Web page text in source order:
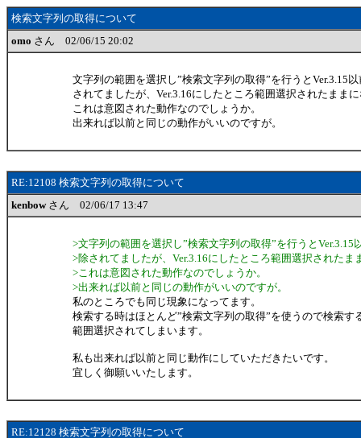
検索文字列の取得について
omo さん 02/06/15 20:02
文字列の範囲を選択し”検索文字列の取得”を行うとVer.3.15
されてましたが、Ver.3.16にしたところ範囲選択されたまま
これは意図された動作なのでしょうか。
出来れば以前と同じの動作がいいのですが。
RE:12108 検索文字列の取得について
kenbowさん 02/06/17 13:47
>文字列の範囲を選択し”検索文字列の取得”を行うとVer.3.15
>除されてましたが、Ver.3.16にしたところ範囲選択されたま
>これは意図された動作なのでしょうか。
>出来れば以前と同じの動作がいいのですが。
私のところでも同じ現象になってます。
検索する時はほとんど”検索文字列の取得”を使うので検索す
範囲選択されてしまいます。
私も出来れば以前と同じ動作にしていただきたいです。
宜しく御願いいたします。
RE:12128 検索文字列の取得について